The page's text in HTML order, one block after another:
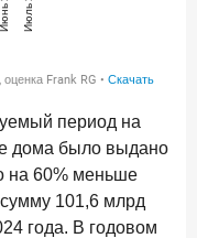
период на
дома было выдано
на 60% меньше
101,6 млрд
года. В годовом